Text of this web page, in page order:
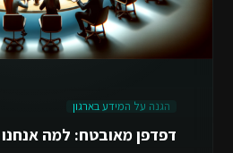
הגנה על המידע בארגון
דפדפן מאובטח: למה